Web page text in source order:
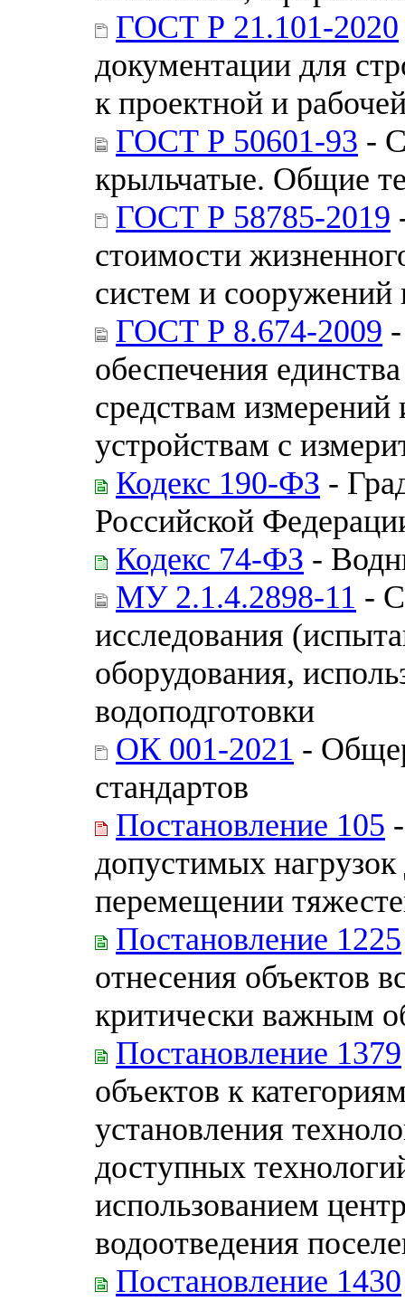
ГОСТ Р 21.101-2020
документации для
к проектной и
ГОСТ Р 50601-93 -
крыльчатые. Общие
ГОСТ Р 58785-2019
стоимости
систем и сооружений
ГОСТ Р 8.674-2009
обеспечения
средствам
устройствам с
Кодекс 190-ФЗ -
Российской
Кодекс 74-ФЗ -
МУ 2.1.4.2898-11 -
исследования
оборудования,
водоподготовки
ОК 001-2021 -
стандартов
Постановление 105
допустимых
перемещении
Постановление 1225
отнесения объектов
критически важным
Постановление 1379
объектов к
установления
доступных
использованием
водоотведения
Постановление 1430